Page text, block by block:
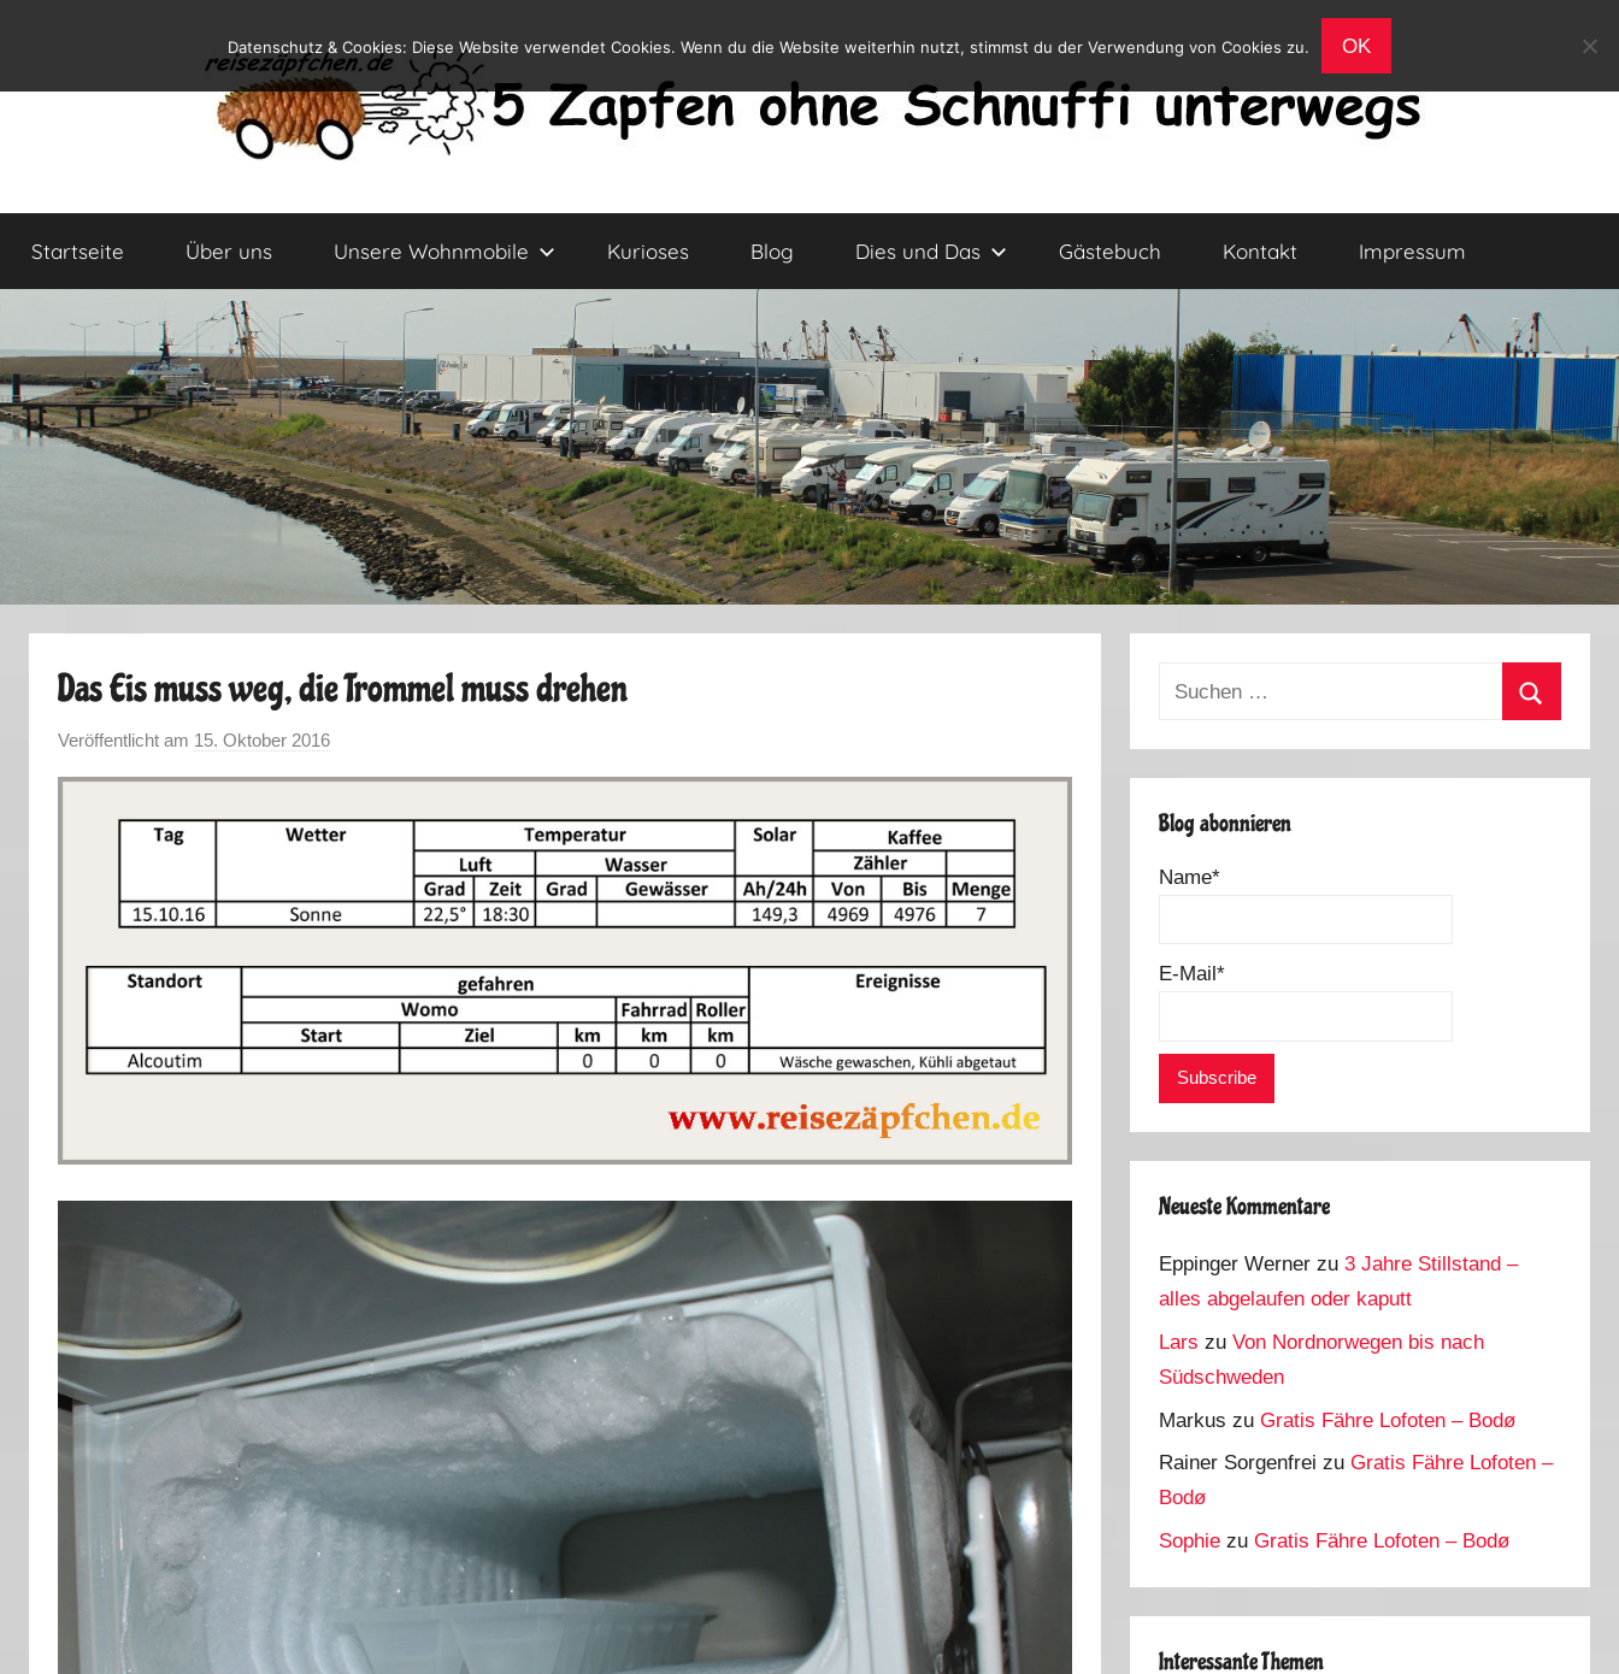
springen
Reiseblog
und
Leben
Wohnmobil
Startseite Über uns Unsere Wohnmobile Kurioses Blog Dies und Das Gästebuch Kontakt Impressum
Das Eis muss weg, die Trommel muss drehen
Veröffentlicht am 15. Oktober 2016
M
r
k
s
Suchen
Blog abonnieren
Name*
E-Mail*
Neueste Kommentare
Eppinger Werner zu3 Jahre Stillstand –
alles abgelaufen oder kaputt
Lars zuVon Nordnorwegen bis nach
Südschweden
Markus zuGratis Fähre Lofoten – Bodø
Rainer Sorgenfrei zuGratis Fähre Lofoten –
Bodø
Sophie zuGratis Fähre Lofoten – Bodø
Interessante Themen
Datenschutz & Cookies: Diese Website verwendet Cookies. Wenn du die Website weiterhin nutzt, stimmst du der Verwendung von Cookies zu. OK